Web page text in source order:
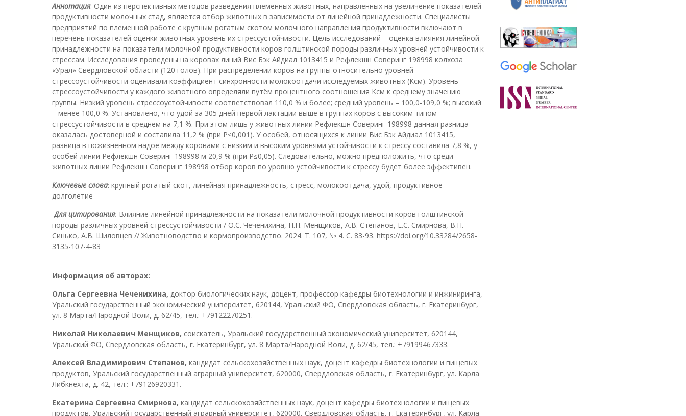
Аннотация. Один из перспективных методов разведения племенных животных, направленных на увеличение показателей
продуктивности молочных стад, является отбор животных в зависимости от линейной принадлежности. Специалисты
предприятий по племенной работе с крупным рогатым скотом молочного направления продуктивности включают в
перечень показателей оценки животных уровень их стрессустойчивости. Цель исследований – оценка влияния линейной
принадлежности на показатели молочной продуктивности коров голштинской породы различных уровней устойчивости к
стрессам. Исследования проведены на коровах линий Вис Бэк Айдиал 1013415 и Рефлекшн Соверинг 198998 колхоза
«Урал» Свердловской области (120 голов). При распределении коров на группы относительно уровней
стрессоустойчивости оценивали коэффициент синхронности молокоотдачи исследуемых животных (Ксм). Уровень
стрессоустойчивости у каждого животного определяли путём процентного соотношения Ксм к среднему значению
группы. Низкий уровень стрессоустойчивости соответствовал 110,0 % и более; средний уровень – 100,0-109,0 %; высокий
– менее 100,0 %. Установлено, что удой за 305 дней первой лактации выше в группах коров с высоким типом
стрессустойчивости в среднем на 7,1 %. При этом лишь у животных линии Рефлекшн Соверинг 198998 данная разница
оказалась достоверной и составила 11,2 % (при P≤0,001). У особей, относящихся к линии Вис Бэк Айдиал 1013415,
разница в пожизненном надое между коровами с низким и высоким уровнями устойчивости к стрессу составила 7,8 %, у
особей линии Рефлекшн Соверинг 198998 м 20,9 % (при P≤0,05). Следовательно, можно предположить, что среди
животных линии Рефлекшн Соверинг 198998 отбор коров по уровню устойчивости к стрессу будет более эффективен.
Ключевые слова: крупный рогатый скот, линейная принадлежность, стресс, молокоотдача, удой, продуктивное
долголетие
Для цитирования: Влияние линейной принадлежности на показатели молочной продуктивности коров голштинской
породы различных уровней стрессустойчивости / О.С. Чеченихина, Н.Н. Менщиков, А.В. Степанов, Е.С. Смирнова, В.Н.
Синько, А.В. Шиловцев // Животноводство и кормопроизводство. 2024. Т. 107, № 4. С. 83-93. https://doi.org/10.33284/2658-
3135-107-4-83
Информация об авторах:
Ольга Сергеевна Чеченихина, доктор биологических наук, доцент, профессор кафедры биотехнологии и инжиниринга,
Уральский государственный экономический университет, 620144, Уральский ФО, Свердловская область, г. Екатеринбург,
ул. 8 Марта/Народной Воли, д. 62/45, тел.: +79122270251.
Николай Николаевич Менщиков, соискатель, Уральский государственный экономический университет, 620144,
Уральский ФО, Свердловская область, г. Екатеринбург, ул. 8 Марта/Народной Воли, д. 62/45, тел.: +79199467333.
Алексей Владимирович Степанов, кандидат сельскохозяйственных наук, доцент кафедры биотехнологии и пищевых
продуктов, Уральский государственный аграрный университет, 620000, Свердловская область, г. Екатеринбург, ул. Карла
Либкнехта, д. 42, тел.: +79126920331.
Екатерина Сергеевна Смирнова, кандидат сельскохозяйственных наук, доцент кафедры биотехнологии и пищевых
продуктов, Уральский государственный аграрный университет, 620000, Свердловская область, г. Екатеринбург, ул. Карла